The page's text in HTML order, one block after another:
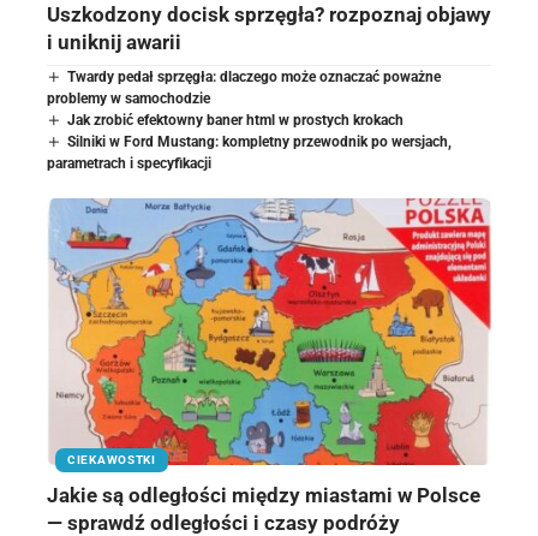
Uszkodzony docisk sprzęgła? rozpoznaj objawy
i uniknij awarii
Twardy pedał sprzęgła: dlaczego może oznaczać poważne
problemy w samochodzie
Jak zrobić efektowny baner html w prostych krokach
Silniki w Ford Mustang: kompletny przewodnik po wersjach,
parametrach i specyfikacji
CIEKAWOSTKI
Jakie są odległości między miastami w Polsce
— sprawdź odległości i czasy podróży